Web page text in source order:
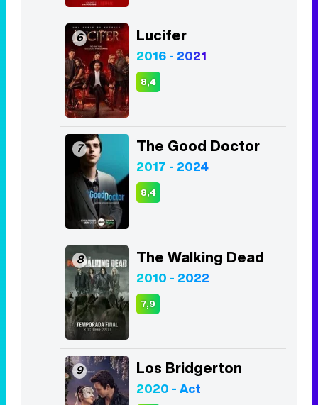
6 Lucifer
2016 - 2021
8,4
7 The Good Doctor
2017 - 2024
8,4
8 The Walking Dead
2010 - 2022
7,9
9 Los Bridgerton
2020 - Act